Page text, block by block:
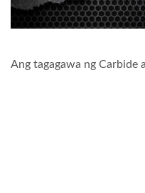
Ang tagagawa ng Carbide